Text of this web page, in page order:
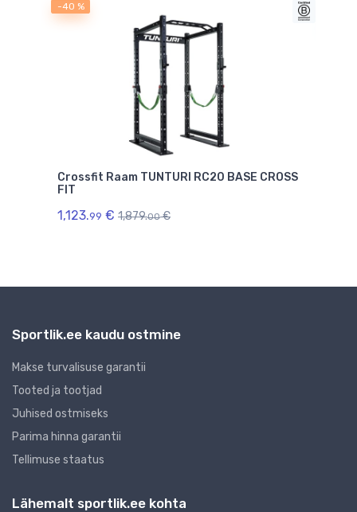
-40 %
Crossfit Raam TUNTURI RC20 BASE CROSS
FIT
1,123.99 € 1,879.00€
Sportlik.ee kaudu ostmine
Makse turvalisuse garantii
Tooted ja tootjad
Juhised ostmiseks
Parima hinna garantii
Tellimuse staatus
Lähemalt sportlik.ee kohta